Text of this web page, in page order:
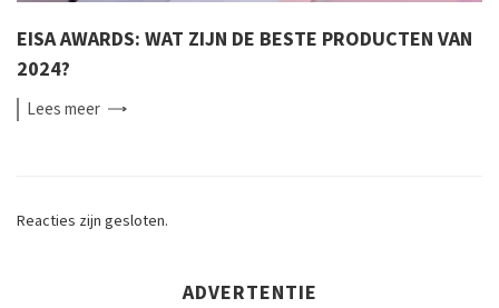
EISA AWARDS: WAT ZIJN DE BESTE PRODUCTEN VAN
2024?
Leesmeer
Reacties zijn gesloten.
ADVERTENTIE